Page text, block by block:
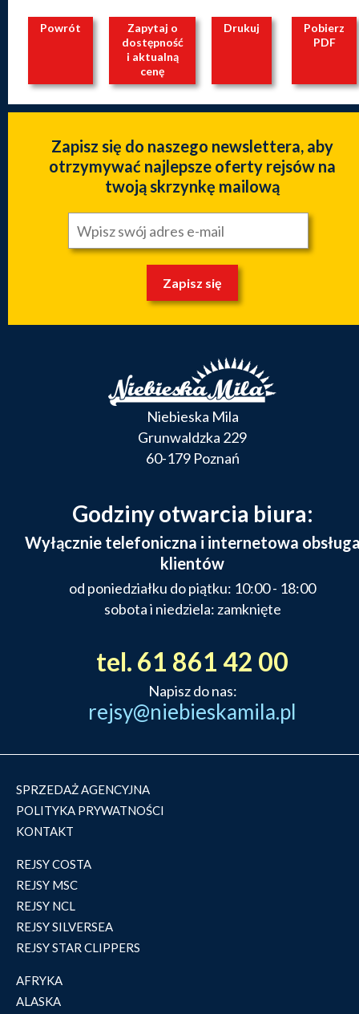
Powrót
Zapytaj o
dostępność
i aktualną
cenę
Drukuj
Pobierz
PDF
Zapisz się do naszego newslettera, aby
otrzymywać najlepsze oferty rejsów na
twoją skrzynkę mailową
Zapisz się
Niebieska Mila
Grunwaldzka 229
60-179 Poznań
Godziny otwarcia biura:
Wyłącznie telefoniczna i internetowa
klientów
od poniedziałku do piątku: 10:00 - 18:00
sobota i niedziela: zamknięte
tel. 61 861 42 00
Napisz do nas:
rejsy@niebieskamila.pl
SPRZEDAŻ AGENCYJNA
POLITYKA PRYWATNOŚCI
KONTAKT
REJSY COSTA
REJSY MSC
REJSY NCL
REJSY SILVERSEA
REJSY STAR CLIPPERS
AFRYKA
ALASKA